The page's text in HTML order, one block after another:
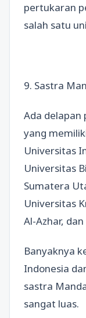
pertukaran
salah satu
9. Sastra
Ada delapan
yang
Universitas
Universitas
Sumatera
Universitas
Al-Azhar,
Banyaknya
Indonesia
sastra
sangat luas.